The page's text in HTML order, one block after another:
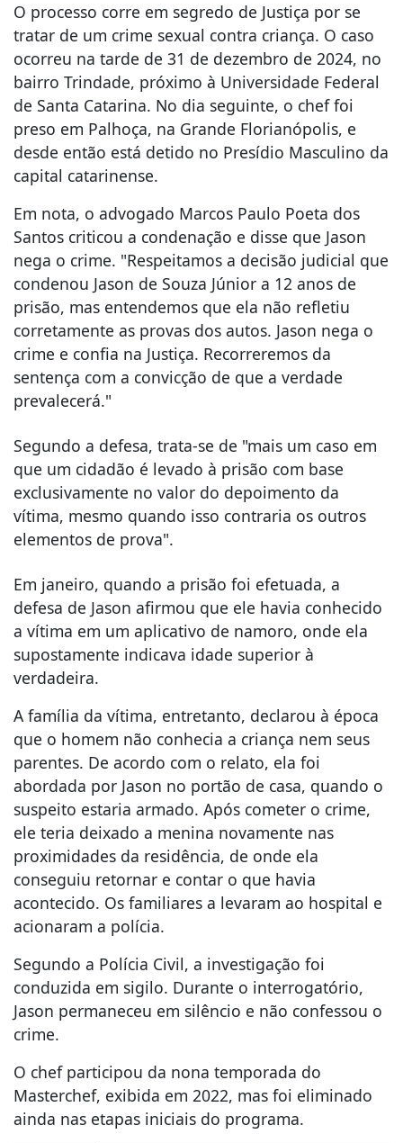
O processo corre em segredo de Justiça por se
tratar de um crime sexual contra criança. O caso
ocorreu na tarde de 31 de dezembro de 2024, no
bairro Trindade, próximo à Universidade Federal
de Santa Catarina. No dia seguinte, o chef foi
preso em Palhoça, na Grande Florianópolis, e
desde então está detido no Presídio Masculino da
capital catarinense.
Em nota, o advogado Marcos Paulo Poeta dos
Santos criticou a condenação e disse que Jason
nega o crime. "Respeitamos a decisão judicial que
condenou Jason de Souza Júnior a 12 anos de
prisão, mas entendemos que ela não refletiu
corretamente as provas dos autos. Jason nega o
crime e confia na Justiça. Recorreremos da
sentença com a convicção de que a verdade
prevalecerá."
Segundo a defesa, trata-se de "mais um caso em
que um cidadão é levado à prisão com base
exclusivamente no valor do depoimento da
vítima, mesmo quando isso contraria os outros
elementos de prova".
Em janeiro, quando a prisão foi efetuada, a
defesa de Jason afirmou que ele havia conhecido
a vítima em um aplicativo de namoro, onde ela
supostamente indicava idade superior à
verdadeira.
A família da vítima, entretanto, declarou à época
que o homem não conhecia a criança nem seus
parentes. De acordo com o relato, ela foi
abordada por Jason no portão de casa, quando o
suspeito estaria armado. Após cometer o crime,
ele teria deixado a menina novamente nas
proximidades da residência, de onde ela
conseguiu retornar e contar o que havia
acontecido. Os familiares a levaram ao hospital e
acionaram a polícia.
Segundo a Polícia Civil, a investigação foi
conduzida em sigilo. Durante o interrogatório,
Jason permaneceu em silêncio e não confessou o
crime.
O chef participou da nona temporada do
Masterchef, exibida em 2022, mas foi eliminado
ainda nas etapas iniciais do programa.